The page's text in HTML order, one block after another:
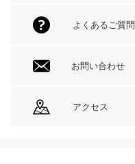
よくあるご質問
お問い合わせ
アクセス